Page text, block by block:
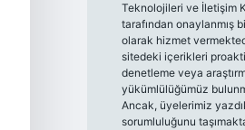
Teknolojileri ve İletişim
tarafından onaylanmış
olarak hizmet
sitedeki içerikleri
denetleme veya
yükümlülüğümüz
Ancak, üyelerimiz
sorumluluğunu